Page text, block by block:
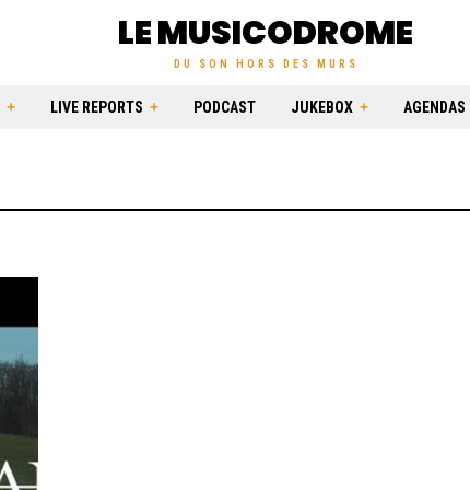
LE MUSICODROME
DU SON HORS DES MURS
LIVE REPORTS PODCAST JUKEBOX AGENDAS